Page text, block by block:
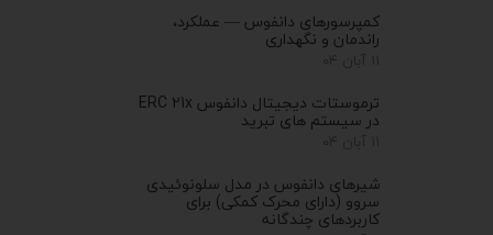
کمپرسورهای دانفوس — عملکرد،
راندمان و نگهداری
ترموستات دیجیتال دانفوس ERC 21x
در سیستم های تبرید
شیرهای دانفوس در مدل سلونوئیدی
سروو (دارای محرک کمکی) برای
کاربردهای چندگانه